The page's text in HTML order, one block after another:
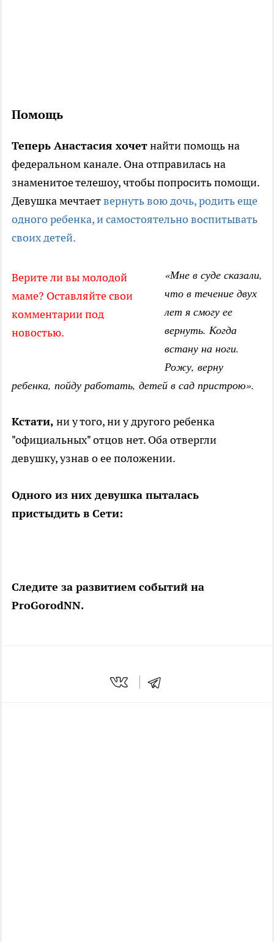
Помощь
Теперь Анастасия хочетнайти помощь на
федеральном канале. Она отправилась на
знаменитое телешоу, чтобы попросить помощи.
Девушка мечтаетвернуть вою дочь, родить еще
одного ребенка, и самостоятельно воспитывать
своих детей.
Верите ли вы молодой
маме? Оставляйте свои
комментарии под
новостью.
«Мне в суде сказали,
что в течение двух
лет я смогу ее
вернуть. Когда
встану на ноги.
Рожу, верну
ребенка, пойду работать, детей в сад пристрою».
Кстати, ни у того, ни у другого ребенка
"официальных" отцов нет. Оба отвергли
девушку, узнав о ее положении.
Одного из них девушка пыталась
пристыдить в Сети:
Следите за развитием событий на
ProGorodNN.